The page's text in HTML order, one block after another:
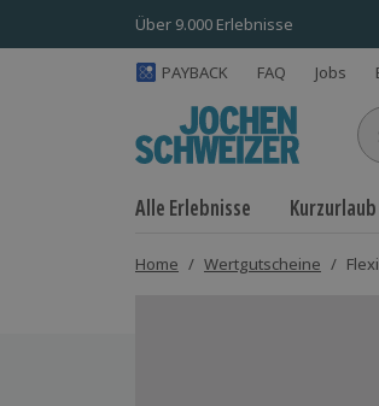
Über 9.000 Erlebnisse
PAYBACK FAQ Jobs
Alle Erlebnisse Kurzurlaub
Home / Wertgutscheine /